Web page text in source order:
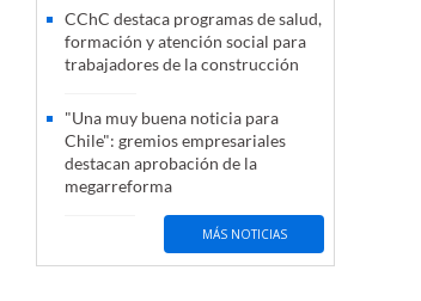
CChC destaca programas de salud,
formación y atención social para
trabajadores de la construcción
"Una muy buena noticia para
Chile": gremios empresariales
destacan aprobación de la
megarreforma
MÁS NOTICIAS